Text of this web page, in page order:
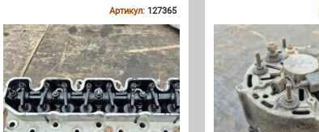
Артикул: 127365